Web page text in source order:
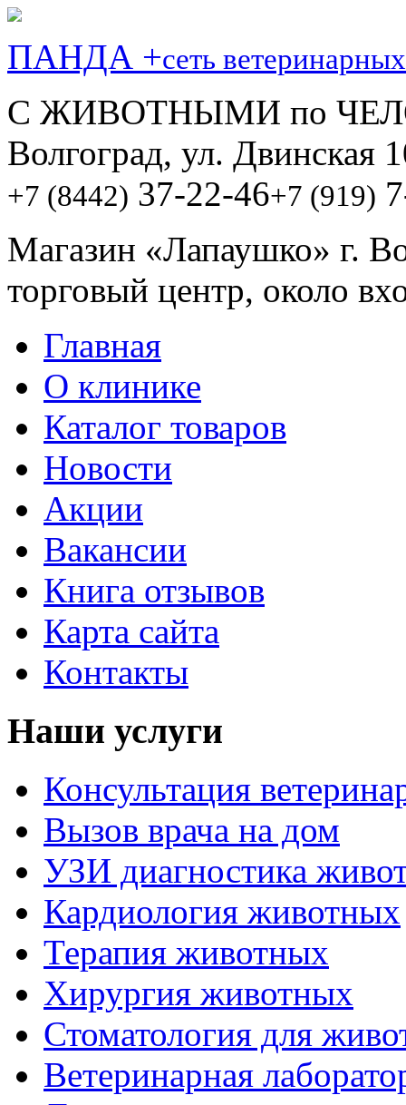
ПАНДА +сеть
С ЖИВОТНЫМИ по
Волгоград, ул. Двинская
+7 (8442) 37-22-46+7 (919)
Магазин «Лапаушко» г.
торговый центр, около
Главная
О клинике
Каталог товаров
Новости
Акции
Вакансии
Книга отзывов
Карта сайта
Контакты
Наши услуги
Консультация
Вызов врача на дом
УЗИ диагностика
Кардиология животных
Терапия животных
Хирургия животных
Стоматология для
Ветеринарная